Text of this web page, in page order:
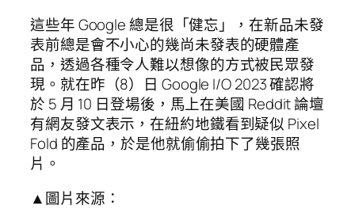
這些年 Google 總是很「健忘」，在新品未發
表前總是會不小心的幾尚未發表的硬體產
品，透過各種令人難以想像的方式被民眾發
現。就在昨（8）日 Google I/O 2023 確認將
於 5 月 10 日登場後，馬上在美國 Reddit 論壇
有網友發文表示，在紐約地鐵看到疑似 Pixel
Fold 的產品，於是他就偷偷拍下了幾張照
片。
▲圖片來源：